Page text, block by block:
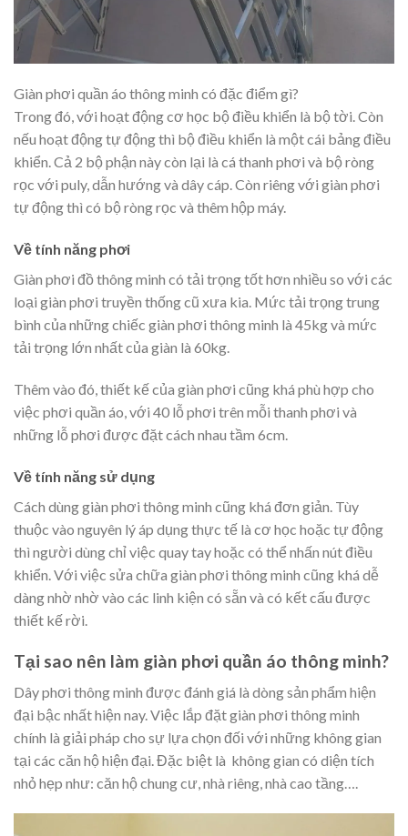
Giàn phơi quần áo thông minh có đặc điểm gì?
Trong đó, với hoạt động cơ học bộ điều khiển là bộ tời. Còn
nếu hoạt động tự động thì bộ điều khiển là một cái bảng điều
khiển. Cả 2 bộ phận này còn lại là cá thanh phơi và bộ ròng
rọc với puly, dẫn hướng và dây cáp. Còn riêng với giàn phơi
tự động thì có bộ ròng rọc và thêm hộp máy.
Về tính năng phơi
Giàn phơi đồ thông minh có tải trọng tốt hơn nhiều so với các
loại giàn phơi truyền thống cũ xưa kia. Mức tải trọng trung
bình của những chiếc giàn phơi thông minh là 45kg và mức
tải trọng lớn nhất của giàn là 60kg.
Thêm vào đó, thiết kế của giàn phơi cũng khá phù hợp cho
việc phơi quần áo, với 40 lỗ phơi trên mỗi thanh phơi và
những lỗ phơi được đặt cách nhau tầm 6cm.
Về tính năng sử dụng
Cách dùng giàn phơi thông minh cũng khá đơn giản. Tùy
thuộc vào nguyên lý áp dụng thực tế là cơ học hoặc tự động
thì người dùng chỉ việc quay tay hoặc có thể nhấn nút điều
khiển. Với việc sửa chữa giàn phơi thông minh cũng khá dễ
dàng nhờ nhờ vào các linh kiện có sẵn và có kết cấu được
thiết kế rời.
Tại sao nên làm giàn phơi quần áo thông minh?
Dây phơi thông minh được đánh giá là dòng sản phẩm hiện
đại bậc nhất hiện nay. Việc lắp đặt giàn phơi thông minh
chính là giải pháp cho sự lựa chọn đối với những không gian
tại các căn hộ hiện đại. Đặc biệt là không gian có diện tích
nhỏ hẹp như: căn hộ chung cư, nhà riêng, nhà cao tầng….